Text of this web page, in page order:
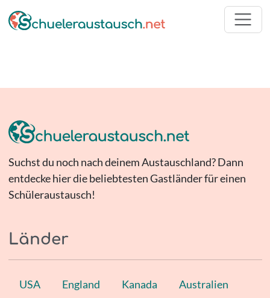
Suchst du noch nach deinem Austauschland? Dann
entdecke hier die beliebtesten Gastländer für einen
Schüleraustausch!
Länder
USA England Kanada Australien